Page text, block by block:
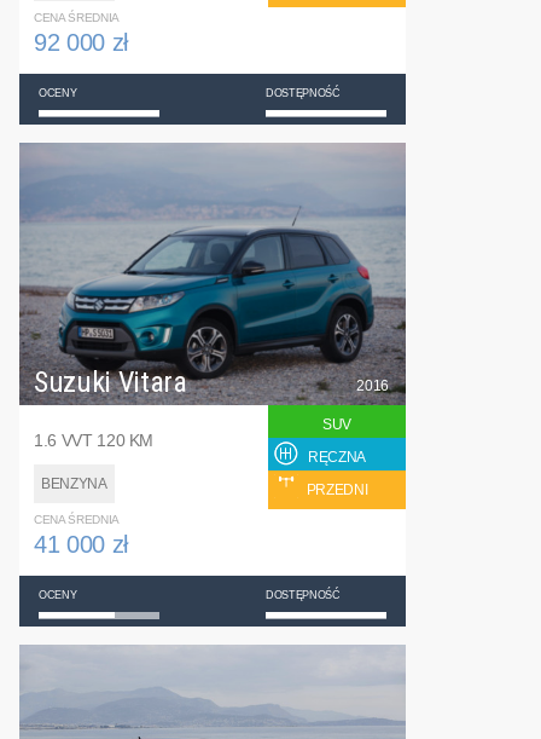
CENA ŚREDNIA
92 000 zł
OCENY DOSTĘPNOŚĆ
Suzuki Vitara
1.6 VVT 120 KM
BENZYNA
2016
SUV
RĘCZNA
PRZEDNI
CENA ŚREDNIA
41 000 zł
OCENY DOSTĘPNOŚĆ